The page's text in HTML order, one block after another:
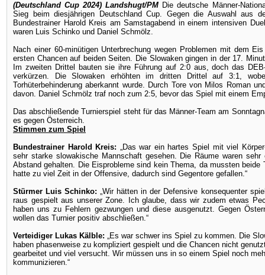
(Deutschland Cup 2024) Landshugt/PM Die deutsche Männer-
Sieg beim diesjährigen Deutschland Cup. Gegen die Auswahl aus
Bundestrainer Harold Kreis am Samstagabend in einem intensiven
waren Luis Schinko und Daniel Schmölz.
Nach einer 60-minütigen Unterbrechung wegen Problemen mit dem
ersten Chancen auf beiden Seiten. Die Slowaken gingen in der 17.
Im zweiten Drittel bauten sie ihre Führung auf 2:0 aus, doch das
verkürzen. Die Slowaken erhöhten im dritten Drittel auf 3:1,
Torhüterbehinderung aberkannt wurde. Durch Tore von Milos Roman
davon. Daniel Schmölz traf noch zum 2:5, bevor das Spiel mit einem
Das abschließende Turnierspiel steht für das Männer-Team am
es gegen Österreich.
Stimmen zum Spiel
Bundestrainer Harold Kreis: „Das war ein hartes Spiel mit viel
sehr starke slowakische Mannschaft gesehen. Die Räume waren
Abstand gehalten. Die Eisprobleme sind kein Thema, da mussten
hatte zu viel Zeit in der Offensive, dadurch sind Gegentore gefallen.“
Stürmer Luis Schinko:„Wir hätten in der Defensive konsequenter
raus gespielt aus unserer Zone. Ich glaube, dass wir zudem etwas
haben uns zu Fehlern gezwungen und diese ausgenutzt. Gegen
wollen das Turnier positiv abschließen.“
Verteidiger Lukas Kälble: „Es war schwer ins Spiel zu kommen. Die
haben phasenweise zu kompliziert gespielt und die Chancen nicht
gearbeitet und viel versucht. Wir müssen uns in so einem Spiel noch
kommunizieren.“